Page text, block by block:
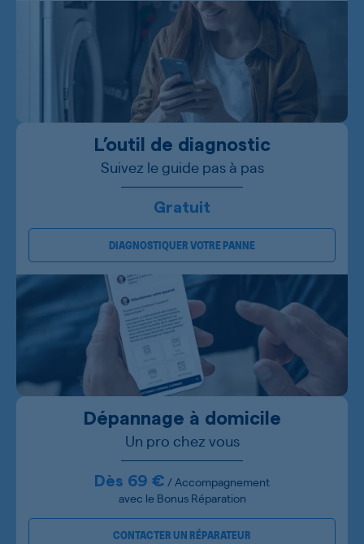
L’outil de diagnostic
Suivez le guide pas à pas
Gratuit
DIAGNOSTIQUER VOTRE PANNE
Dépannage à domicile
Un pro chez vous
Dès 69 € / Accompagnement
avec le Bonus Réparation
CONTACTER UN RÉPARATEUR